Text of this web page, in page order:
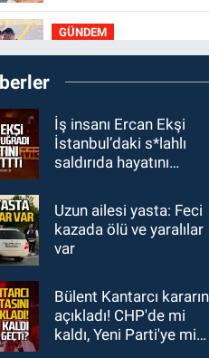
Bakanlığı'ndan kötü
haber
GÜNDEM
19:34Zonguldakspor
Bolu'da 3 hazırlık maçı
rakipler...
GÜNDEM
19:27Çaycuma
ırmağında görüldü:
yaşadı
GÜNDEM
19:12TMO kabuklu
fındık alım fiyatlarını
GÜNDEM
18:52Zonguldak'ta
pitbul köpek anne ve
İş insanı Ercan Ekşi
İstanbul’daki s*lahlı
saldırıda hayatını
Uzun ailesi yasta: Feci
kazada ölü ve yaralılar
var
Bülent Kantarcı
açıkladı! CHP'de mi
kaldı, Yeni Parti'ye mi